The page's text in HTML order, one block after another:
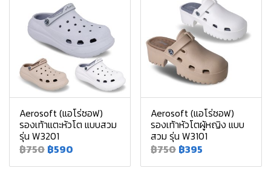
Aerosoft (แอโร่ซอฟ)
รองเท้าแตะหัวโต แบบสวม
รุ่น W3201
฿750 ฿590
Aerosoft (แอโร่ซอฟ)
รองเท้าหัวโตผู้หญิง แบบ
สวม รุ่น W3101
฿750 ฿395